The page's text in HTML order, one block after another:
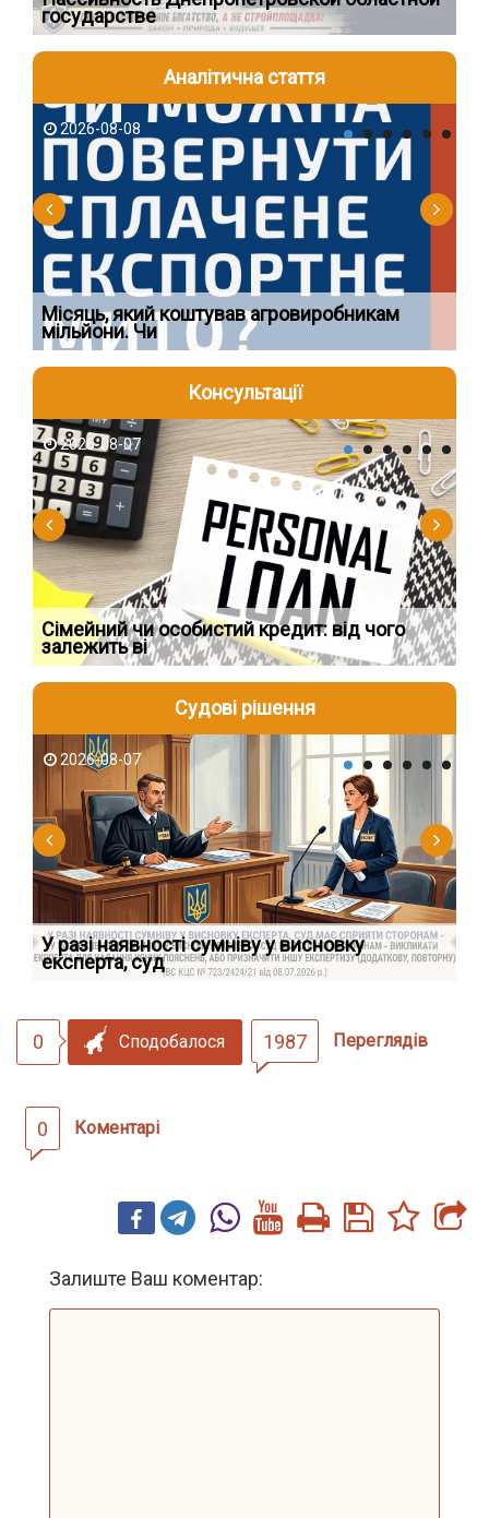
государстве
Аналітична стаття
2026-08-08
Місяць, який коштував агровиробникам
мільйони. Чи
Консультації
2026-08-07
Сімейний чи особистий кредит: від чого
залежить ві
Судові рішення
2026-08-07
У разі наявності сумніву у висновку
експерта, суд
0 Сподобалося 1987 Переглядів
0 Коментарі
Залиште Ваш коментар: